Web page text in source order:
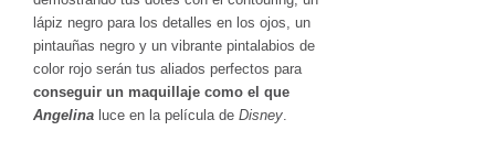
lápiz negro para los detalles en los ojos, un
pintauñas negro y un vibrante pintalabios de
color rojo serán tus aliados perfectos para
conseguir un maquillaje como el que
Angelina luce en la película de Disney